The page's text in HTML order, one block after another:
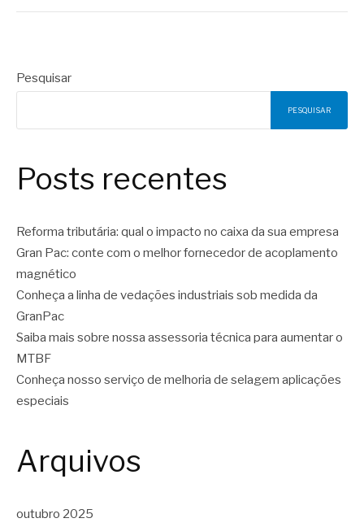
Pesquisar
PESQUISAR
Posts recentes
Reforma tributária: qual o impacto no caixa da sua empresa
Gran Pac: conte com o melhor fornecedor de acoplamento
magnético
Conheça a linha de vedações industriais sob medida da
GranPac
Saiba mais sobre nossa assessoria técnica para aumentar o
MTBF
Conheça nosso serviço de melhoria de selagem aplicações
especiais
Arquivos
outubro 2025